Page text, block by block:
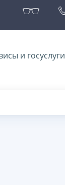
и госуслуги